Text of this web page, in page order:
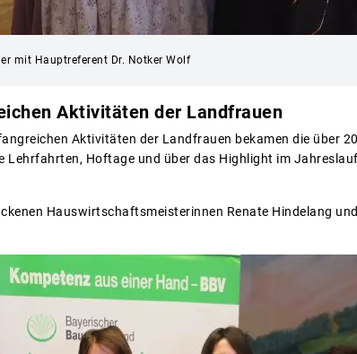
mit Hauptreferent Dr. Notker Wolf
Aktivitäten der Landfrauen
Aktivitäten der Landfrauen bekamen die über
Lehrfahrten, Hoftage und über das Highlight im
Hauswirtschaftsmeisterinnen Renate Hindelang